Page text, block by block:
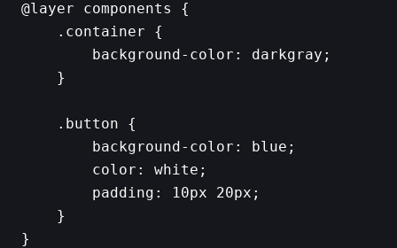
@layer components {
    .container {
        background-color: darkgray;
    }
    .button {
        background-color: blue;
        color: white;
        padding: 10px 20px;
    }
}